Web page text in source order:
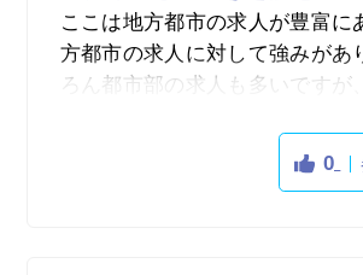
ここは地方都市の求人が豊富に
方都市の求人に対して強みがあ
ろん都市部の求人も多いですが
トといった雇用形態の求人も探
0